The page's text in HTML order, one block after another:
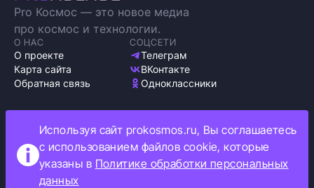
Pro Космос — это новое медиа
про космос и технологии.
О НАС
О проекте
Карта сайта
Обратная связь
СОЦСЕТИ
Телеграм
ВКонтакте
Одноклассники
Политика обработки персональных данных
Как мы используем cookie
Информация об ограничениях
Используя сайт prokosmos.ru, Вы соглашаетесь
с использованием файлов cookie, которые
указаны в Политике обработки персональных
данных